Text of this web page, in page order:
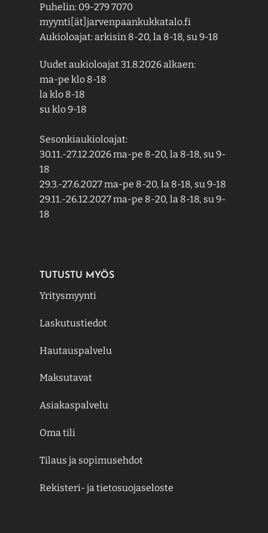
Puhelin: 09-279 7070
myynti[ät]jarvenpaankukkatalo.fi
Aukioloajat: arkisin 8-20, la 8-18, su 9-18
Uudet aukioloajat 31.8.2026 alkaen:
ma-pe klo 8-18
la klo 8-18
su klo 9-18
Sesonkiaukioloajat:
30.11.-27.12.2026 ma-pe 8-20, la 8-18, su 9-
18
29.3.-27.6.2027 ma-pe 8-20, la 8-18, su 9-18
29.11.-26.12.2027 ma-pe 8-20, la 8-18, su 9-
18
TUTUSTU MYÖS
Yritysmyynti
Laskutustiedot
Hautauspalvelu
Maksutavat
Asiakaspalvelu
Oma tili
Tilaus ja sopimusehdot
Rekisteri- ja tietosuojaseloste